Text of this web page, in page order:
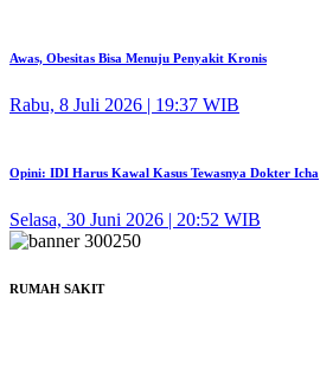
Awas, Obesitas Bisa Menuju Penyakit Kronis
Rabu, 8 Juli 2026 | 19:37 WIB
Opini: IDI Harus Kawal Kasus Tewasnya Dokter Icha
Selasa, 30 Juni 2026 | 20:52 WIB
RUMAH SAKIT